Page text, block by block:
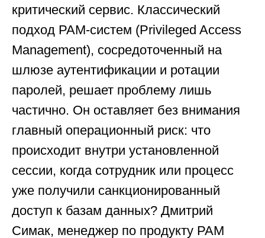
критический сервис. Классический
подход PAM-систем (Privileged Access
Management), сосредоточенный на
шлюзе аутентификации и ротации
паролей, решает проблему лишь
частично. Он оставляет без внимания
главный операционный риск: что
происходит внутри установленной
сессии, когда сотрудник или процесс
уже получили санкционированный
доступ к базам данных? Дмитрий
Симак, менеджер по продукту PAM